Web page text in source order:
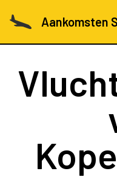
Aankomsten